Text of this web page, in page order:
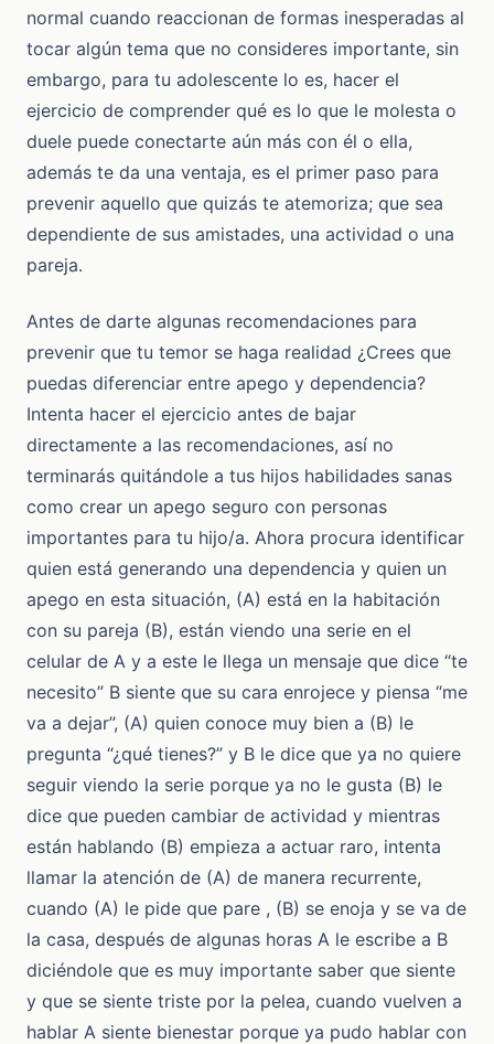
normal cuando reaccionan de formas inesperadas al
tocar algún tema que no consideres importante, sin
embargo, para tu adolescente lo es, hacer el
ejercicio de comprender qué es lo que le molesta o
duele puede conectarte aún más con él o ella,
además te da una ventaja, es el primer paso para
prevenir aquello que quizás te atemoriza; que sea
dependiente de sus amistades, una actividad o una
pareja.
Antes de darte algunas recomendaciones para
prevenir que tu temor se haga realidad ¿Crees que
puedas diferenciar entre apego y dependencia?
Intenta hacer el ejercicio antes de bajar
directamente a las recomendaciones, así no
terminarás quitándole a tus hijos habilidades sanas
como crear un apego seguro con personas
importantes para tu hijo/a. Ahora procura identificar
quien está generando una dependencia y quien un
apego en esta situación, (A) está en la habitación
con su pareja (B), están viendo una serie en el
celular de A y a este le llega un mensaje que dice “te
necesito” B siente que su cara enrojece y piensa “me
va a dejar”, (A) quien conoce muy bien a (B) le
pregunta “¿qué tienes?” y B le dice que ya no quiere
seguir viendo la serie porque ya no le gusta (B) le
dice que pueden cambiar de actividad y mientras
están hablando (B) empieza a actuar raro, intenta
llamar la atención de (A) de manera recurrente,
cuando (A) le pide que pare , (B) se enoja y se va de
la casa, después de algunas horas A le escribe a B
diciéndole que es muy importante saber que siente
y que se siente triste por la pelea, cuando vuelven a
hablar A siente bienestar porque ya pudo hablar con